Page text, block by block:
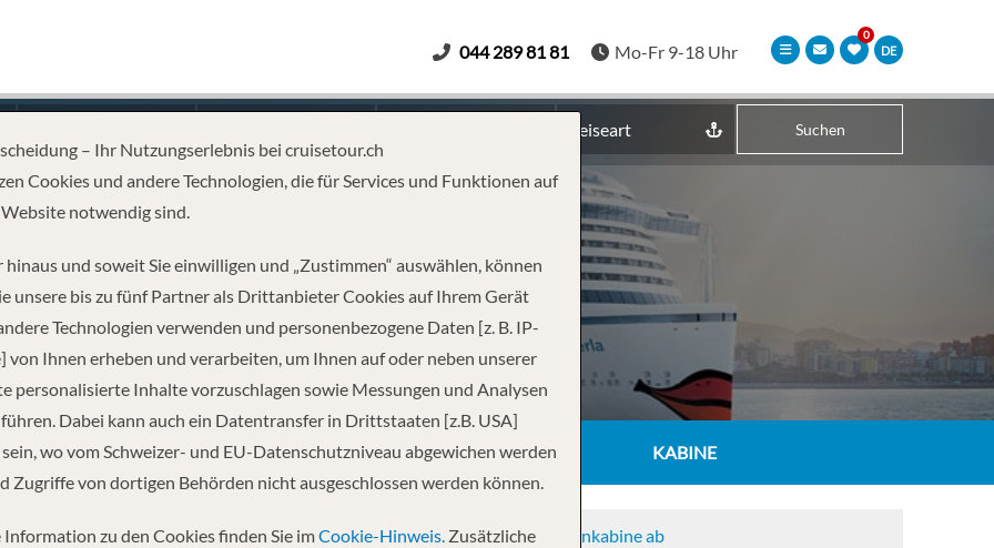
DE
044 289 81 81 Mo-Fr 9-18 Uhr
Reiseart Suchen
AB HAMBURG
REISEINFORMATIONEN KABINE
Innenkabine ab
– Ihr Nutzungserlebnis bei cruisetour.ch
Cookies und andere Technologien, die für Services und Funktionen auf
notwendig sind.
hinaus und soweit Sie einwilligen und „Zustimmen“ auswählen, können
unsere bis zu fünf Partner als Drittanbieter Cookies auf Ihrem Gerät
Technologien verwenden und personenbezogene Daten [z. B. IP-
von Ihnen erheben und verarbeiten, um Ihnen auf oder neben unserer
personalisierte Inhalte vorzuschlagen sowie Messungen und Analysen
Dabei kann auch ein Datentransfer in Drittstaaten [z.B. USA]
wo vom Schweizer- und EU-Datenschutzniveau abgewichen werden
Zugriffe von dortigen Behörden nicht ausgeschlossen werden können.
zu den Cookies finden Sie imCookie-Hinweis. Zusätzliche